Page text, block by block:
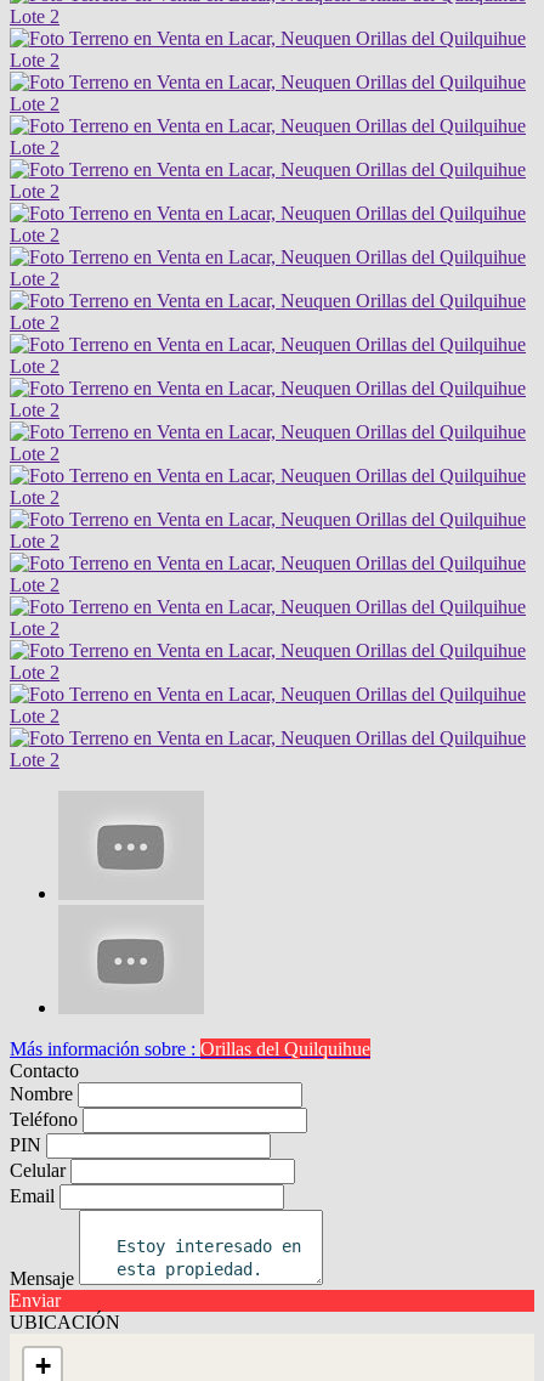
Más información sobre : Orillas del Quilquihue
Contacto
Nombre
Teléfono
PIN
Celular
Email
Mensaje
Enviar
UBICACIÓN
+